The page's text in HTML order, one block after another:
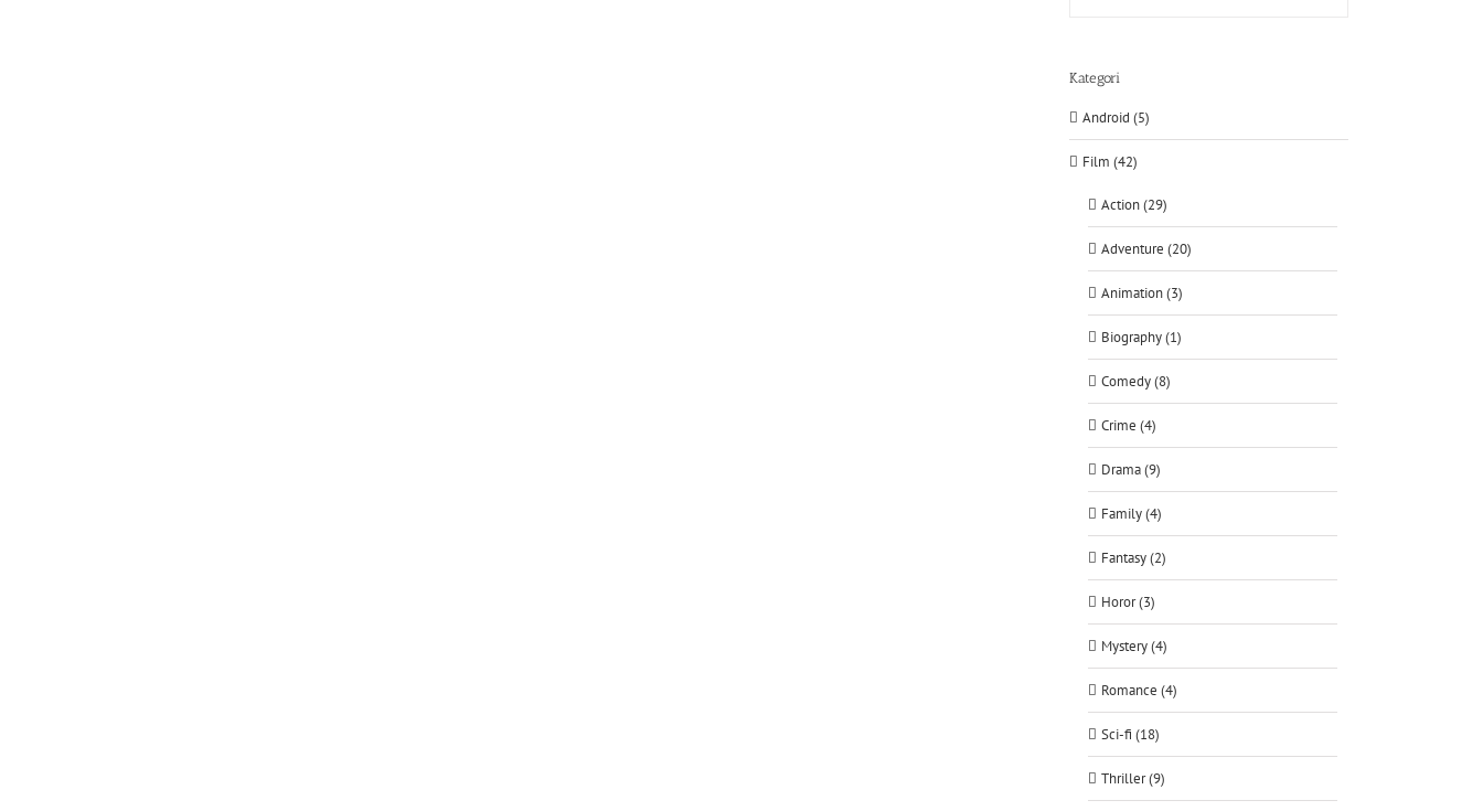
Kategori
Android (5)
Film (42)
Action (29)
Adventure (20)
Animation (3)
Biography (1)
Comedy (8)
Crime (4)
Drama (9)
Family (4)
Fantasy (2)
Horor (3)
Mystery (4)
Romance (4)
Sci-fi (18)
Thriller (9)